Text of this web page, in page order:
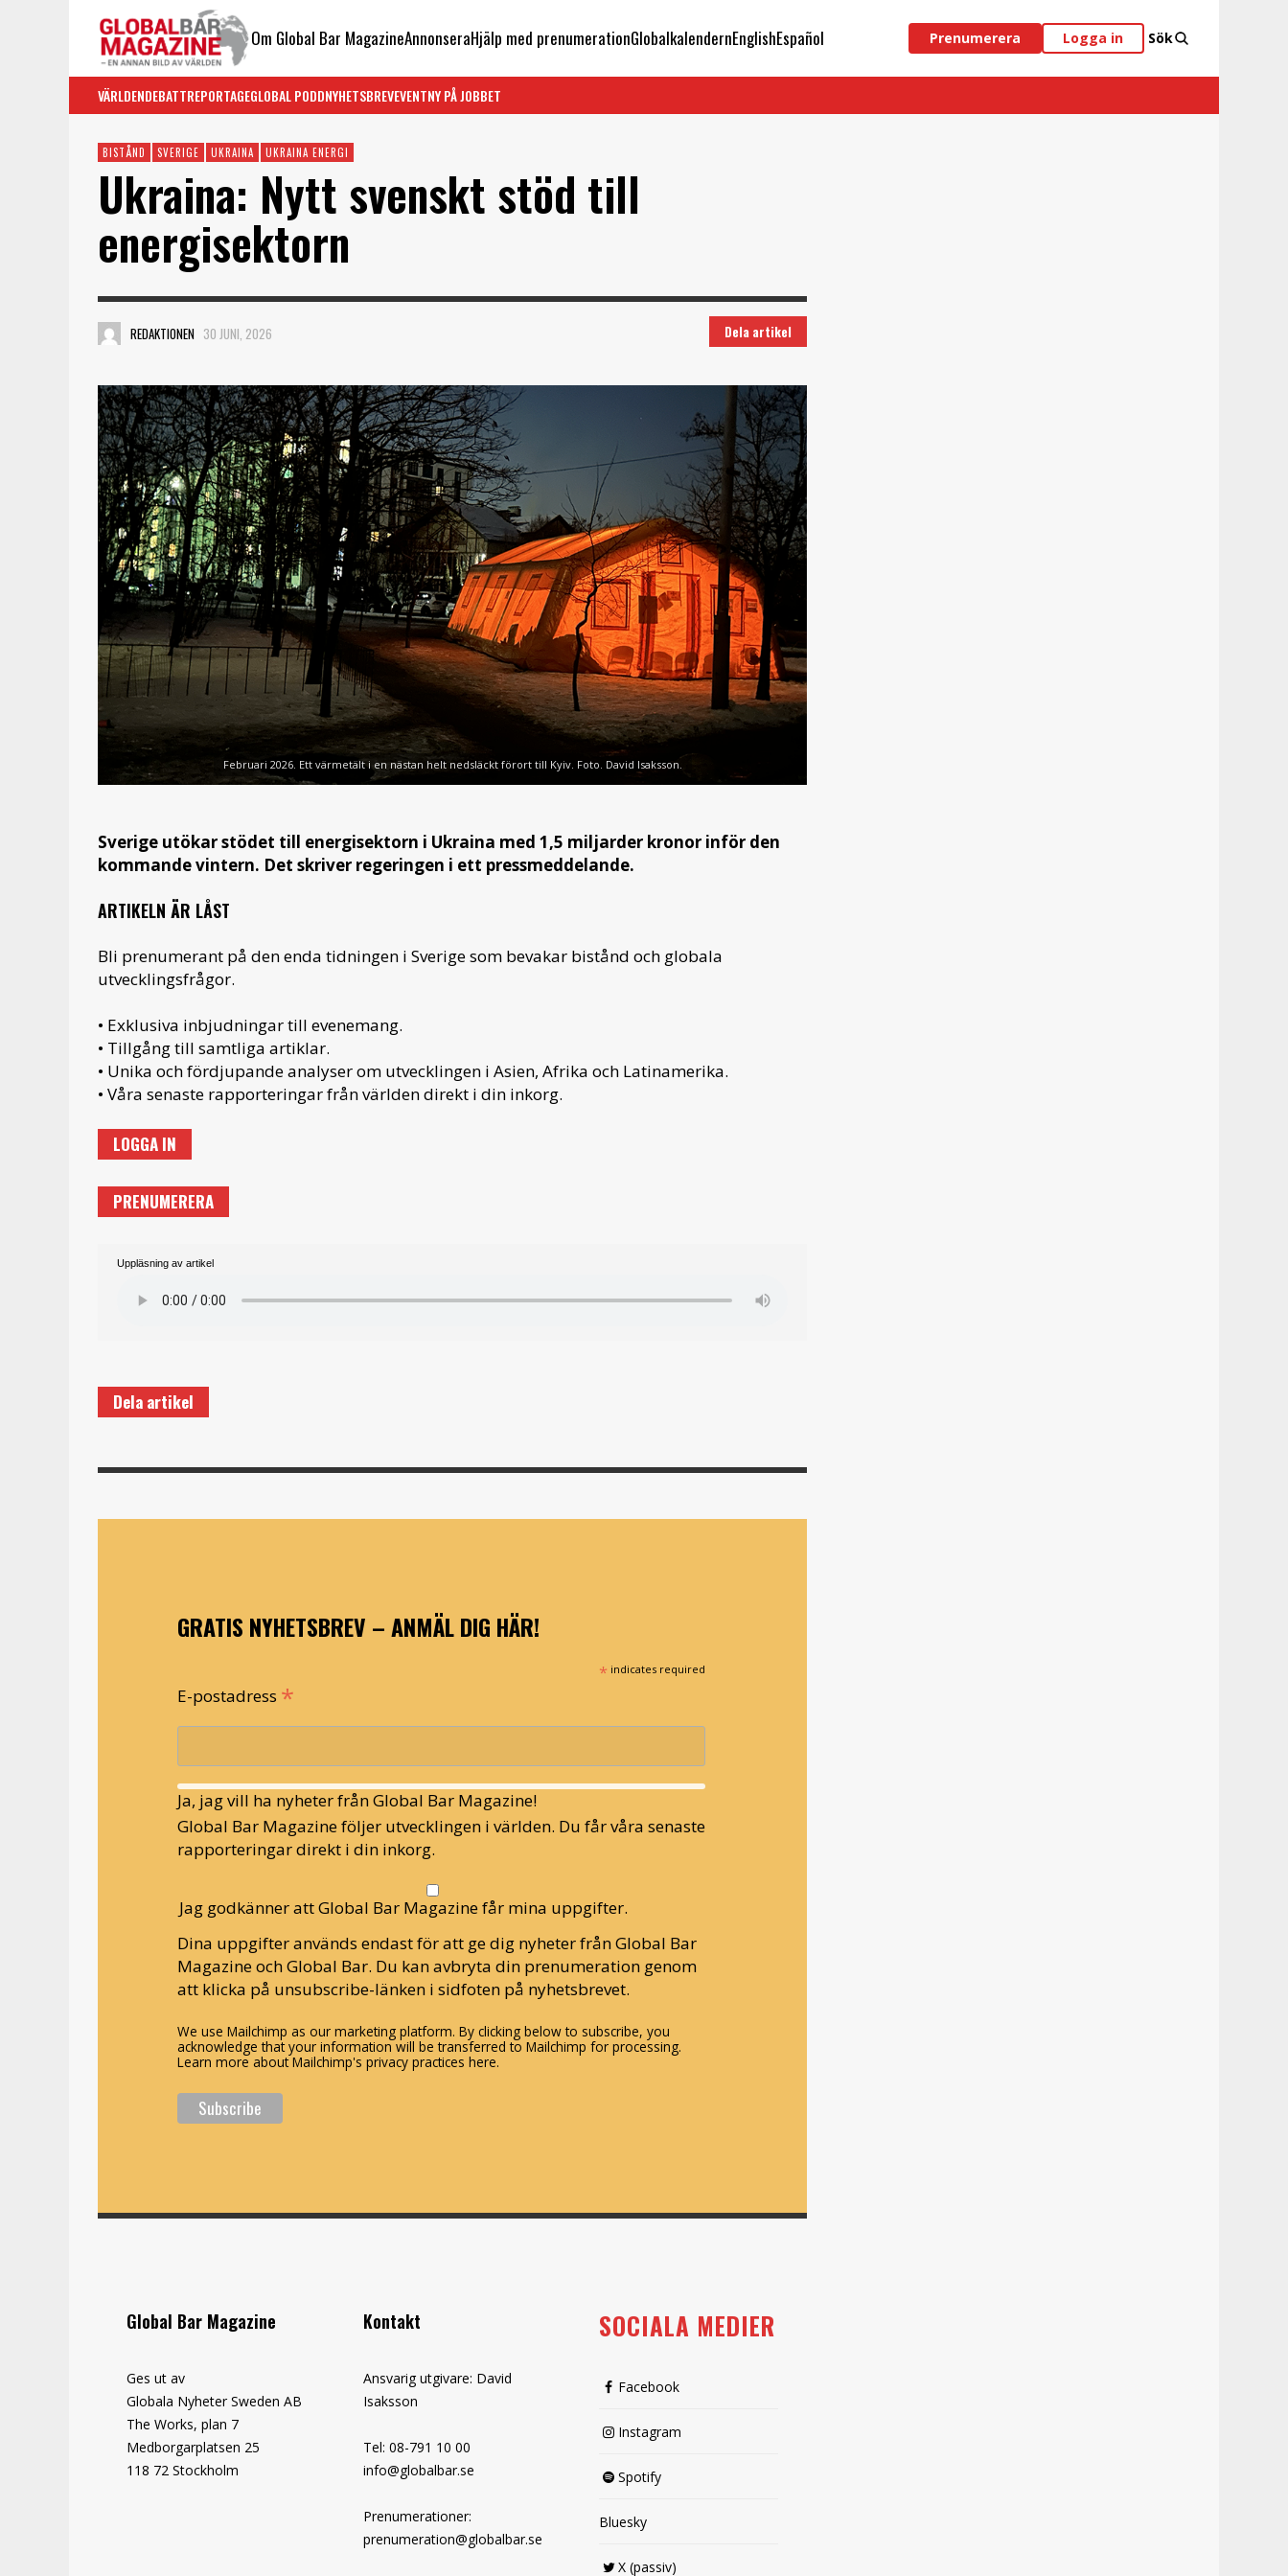
Om Global Bar MagazineAnnonseraHjälp med prenumerationGlobalkalendernEnglishEspañol Prenumerera Logga in Sök
VÄRLDENDEBATTREPORTAGEGLOBAL PODDNYHETSBREVEVENTNY PÅ JOBBET
BISTÅND SVERIGE UKRAINA UKRAINA ENERGI
Ukraina: Nytt svenskt stöd till
energisektorn
REDAKTIONEN 30 JUNI, 2026 Dela artikel
Februari 2026. Ett värmetält i en nästan helt nedsläckt förort till Kyiv. Foto. David Isaksson.
Sverige utökar stödet till energisektorn i Ukraina med 1,5 miljarder kronor inför den
kommande vintern. Det skriver regeringen i ett pressmeddelande.
ARTIKELN ÄR LÅST
Bli prenumerant på den enda tidningen i Sverige som bevakar bistånd och globala
utvecklingsfrågor.
• Exklusiva inbjudningar till evenemang.
• Tillgång till samtliga artiklar.
• Unika och fördjupande analyser om utvecklingen i Asien, Afrika och Latinamerika.
• Våra senaste rapporteringar från världen direkt i din inkorg.
LOGGA IN
PRENUMERERA
Uppläsning av artikel
Dela artikel
GRATIS NYHETSBREV – ANMÄL DIG HÄR!
* indicates required
E-postadress *
Ja, jag vill ha nyheter från Global Bar Magazine!
Global Bar Magazine följer utvecklingen i världen. Du får våra senaste
rapporteringar direkt i din inkorg.
Jag godkänner att Global Bar Magazine får mina uppgifter.
Dina uppgifter används endast för att ge dig nyheter från Global Bar
Magazine och Global Bar. Du kan avbryta din prenumeration genom
att klicka på unsubscribe-länken i sidfoten på nyhetsbrevet.
We use Mailchimp as our marketing platform. By clicking below to subscribe, you
acknowledge that your information will be transferred to Mailchimp for processing.
Learn more about Mailchimp's privacy practices here.
Global Bar Magazine
Ges ut av
Globala Nyheter Sweden AB
The Works, plan 7
Medborgarplatsen 25
118 72 Stockholm
Kontakt
Ansvarig utgivare: David
Isaksson
Tel: 08-791 10 00
info@globalbar.se
Prenumerationer:
prenumeration@globalbar.se
SOCIALA MEDIER
Facebook
Instagram
Spotify
Bluesky
X (passiv)